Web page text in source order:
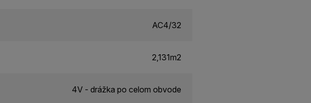
AC4/32
2,131m2
4V - drážka po celom obvode